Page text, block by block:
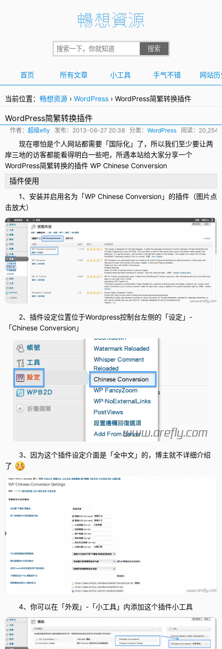
首页 所有文章 小工具 手气不错 网站历
当前位置： 畅想资源 › WordPress › WordPress简繁转换插件
WordPress简繁转换插件
作者： 超级efly 发布： 2013-06-27 20:38 分类： WordPress 阅读：
现在哪怕是个人网站都需要「国际化」了，所以我们至少要让两
岸三地的访客都能看得明白一些吧，所遇本站给大家分享一个
WordPress简繁转换的插件 WP Chinese Conversion
插件使用
1、安装并启用名为「WP Chinese Conversion」的插件（图片点
击放大）
2、插件设定位置位于Wordpress控制台左侧的「设定」-
「Chinese Conversion」
3、因为这个插件设定介面是「全中文」的，博主就不详细介绍
了
4、你可以在「外观」-「小工具」内添加这个插件小工具